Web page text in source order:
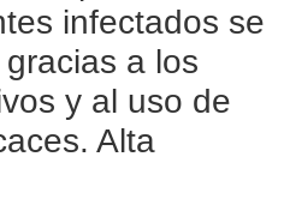
infectados se
a los
y al uso de
Alta